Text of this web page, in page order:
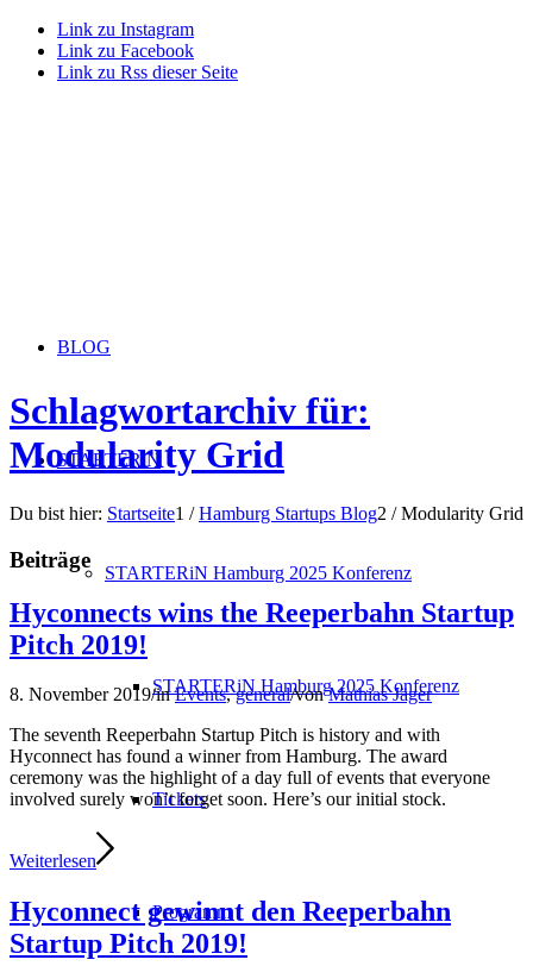
Link zu Instagram
Link zu Facebook
Link zu Rss dieser Seite
BLOG
STARTERiN
STARTERiN Hamburg 2025 Konferenz
STARTERiN Hamburg 2025 Konferenz
Tickets
Programm
Schlagwortarchiv für:
Modularity Grid
Du bist hier: Startseite1 / Hamburg Startups Blog2 / Modularity Grid
Beiträge
Hyconnects wins the Reeperbahn Startup
Pitch 2019!
8. November 2019/inEvents,general/vonMathias Jäger
The seventh Reeperbahn Startup Pitch is history and with
Hyconnect has found a winner from Hamburg. The award
ceremony was the highlight of a day full of events that everyone
involved surely won’t forget soon. Here’s our initial stock.
Weiterlesen
Hyconnect gewinnt den Reeperbahn
Startup Pitch 2019!